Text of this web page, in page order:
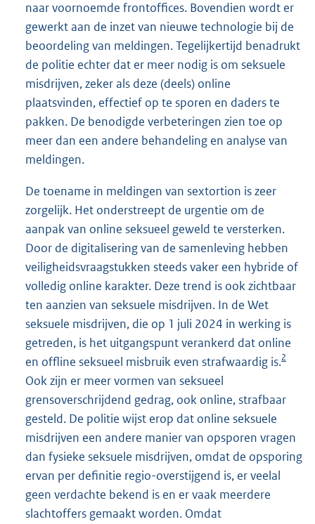
naar voornoemde frontoffices. Bovendien wordt er
gewerkt aan de inzet van nieuwe technologie bij de
beoordeling van meldingen. Tegelijkertijd benadrukt
de politie echter dat er meer nodig is om seksuele
misdrijven, zeker als deze (deels) online
plaatsvinden, effectief op te sporen en daders te
pakken. De benodigde verbeteringen zien toe op
meer dan een andere behandeling en analyse van
meldingen.
De toename in meldingen van sextortion is zeer
zorgelijk. Het onderstreept de urgentie om de
aanpak van online seksueel geweld te versterken.
Door de digitalisering van de samenleving hebben
veiligheidsvraagstukken steeds vaker een hybride of
volledig online karakter. Deze trend is ook zichtbaar
ten aanzien van seksuele misdrijven. In de Wet
seksuele misdrijven, die op 1 juli 2024 in werking is
getreden, is het uitgangspunt verankerd dat online
en offline seksueel misbruik even strafwaardig is.2
Ook zijn er meer vormen van seksueel
grensoverschrijdend gedrag, ook online, strafbaar
gesteld. De politie wijst erop dat online seksuele
misdrijven een andere manier van opsporen vragen
dan fysieke seksuele misdrijven, omdat de opsporing
ervan per definitie regio-overstijgend is, er veelal
geen verdachte bekend is en er vaak meerdere
slachtoffers gemaakt worden. Omdat